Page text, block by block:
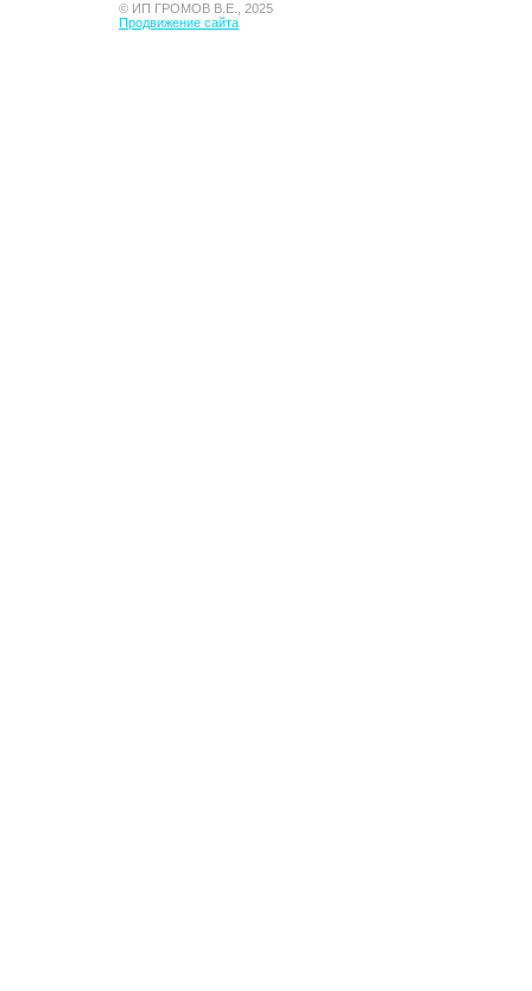
© ИП ГРОМОВ В.Е., 2025
Продвижение сайта